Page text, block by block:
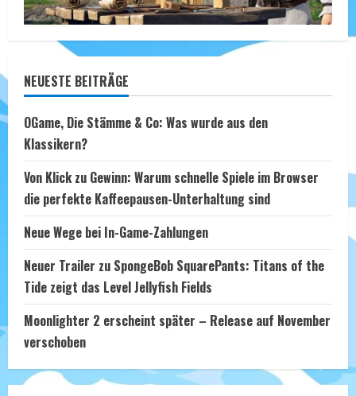
NEUESTE BEITRÄGE
OGame, Die Stämme & Co: Was wurde aus den
Klassikern?
Von Klick zu Gewinn: Warum schnelle Spiele im Browser
die perfekte Kaffeepausen-Unterhaltung sind
Neue Wege bei In-Game-Zahlungen
Neuer Trailer zu SpongeBob SquarePants: Titans of the
Tide zeigt das Level Jellyfish Fields
Moonlighter 2 erscheint später – Release auf November
verschoben